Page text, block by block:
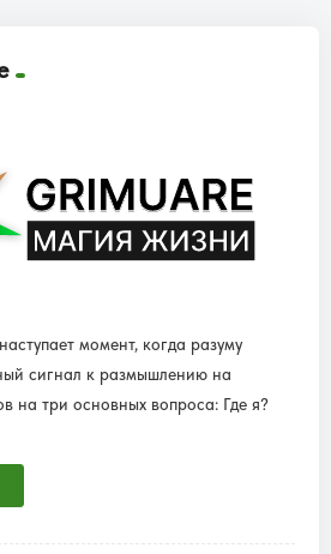
момент, когда разуму
сигнал к размышлению на
на три основных вопроса: Где я?